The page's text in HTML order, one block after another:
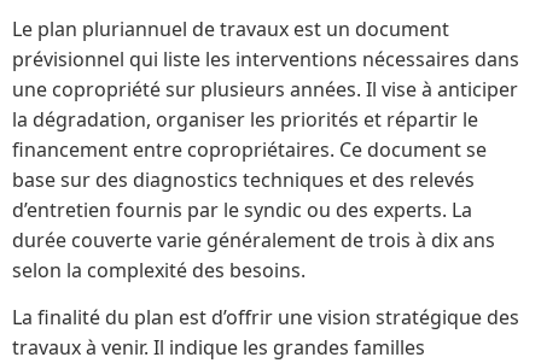
Le plan pluriannuel de travaux est un document
prévisionnel qui liste les interventions nécessaires dans
une copropriété sur plusieurs années. Il vise à anticiper
la dégradation, organiser les priorités et répartir le
financement entre copropriétaires. Ce document se
base sur des diagnostics techniques et des relevés
d’entretien fournis par le syndic ou des experts. La
durée couverte varie généralement de trois à dix ans
selon la complexité des besoins.
La finalité du plan est d’offrir une vision stratégique des
travaux à venir. Il indique les grandes familles